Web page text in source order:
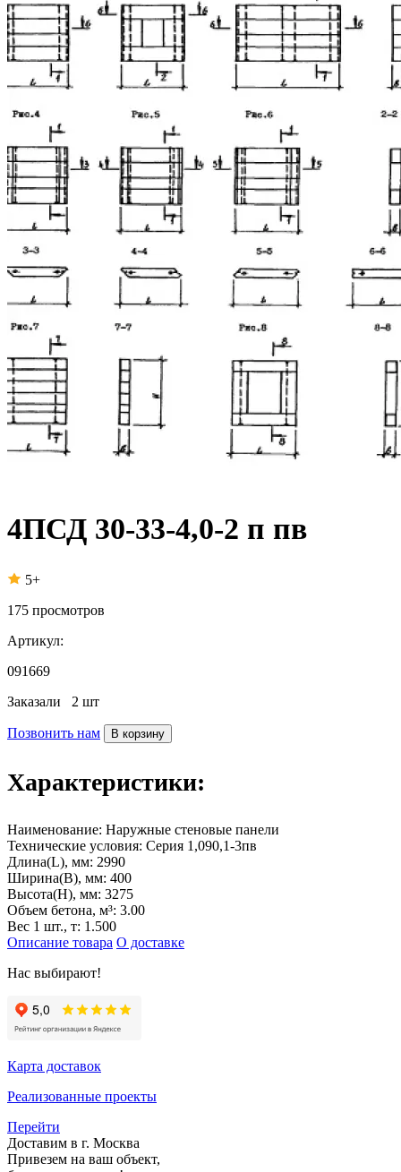
4ПСД 30-33-4,0-2 п пв
5+
175 просмотров
Артикул:
091669
Заказали 2 шт
Позвонить нам В корзину
Характеристики:
Наименование: Наружные стеновые панели
Технические условия: Серия 1,090,1-3пв
Длина(L), мм: 2990
Ширина(B), мм: 400
Высота(H), мм: 3275
Объем бетона, м³: 3.00
Вес 1 шт., т: 1.500
Описание товара О доставке
Нас выбирают!
Карта доставок
Реализованные проекты
Перейти
Доставим в г. Москва
Привезем на ваш объект,